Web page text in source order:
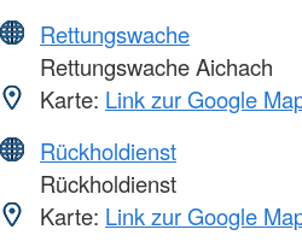
Rettungswache
Rettungswache Aichach
Karte: Link zur Google
Rückholdienst
Rückholdienst
Karte: Link zur Google